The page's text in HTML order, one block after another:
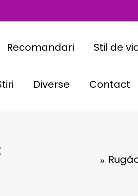
Recomandari Stil de
Diverse Contact